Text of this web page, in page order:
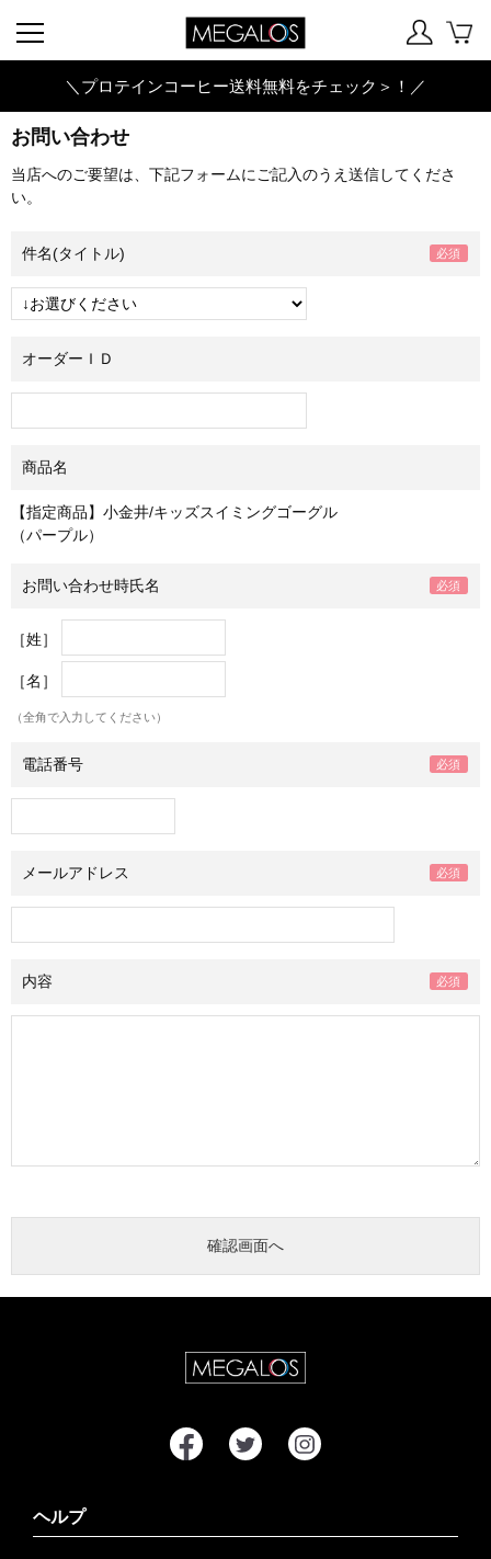
＼プロテインコーヒー送料無料をチェック＞！／
お問い合わせ
当店へのご要望は、下記フォームにご記入のうえ送信してくださ
い。
件名(タイトル)
オーダーＩＤ
商品名
【指定商品】小金井/キッズスイミングゴーグル
（パープル）
お問い合わせ時氏名
［姓］
［名］
（全角で入力してください）
電話番号
メールアドレス
内容
ヘルプ